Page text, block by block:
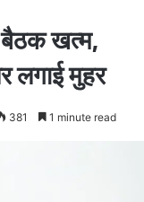
खत्म,
लगाई मुहर
381 1 minute read